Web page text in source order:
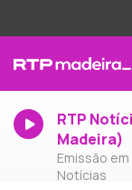
RTP
Madeira)
Emissão
Notícias